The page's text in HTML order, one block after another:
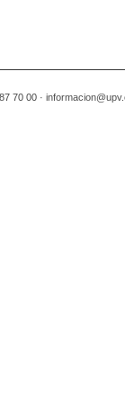
70 00 ·